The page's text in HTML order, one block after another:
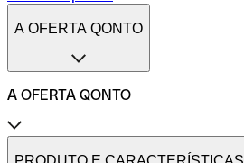
A OFERTA QONTO
A OFERTA QONTO
Tarifas